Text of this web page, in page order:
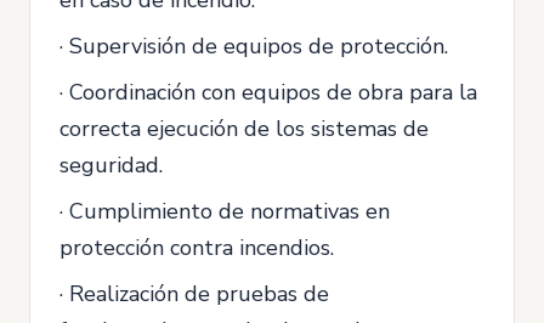
· Supervisión de equipos de protección.
· Coordinación con equipos de obra para la
correcta ejecución de los sistemas de
seguridad.
· Cumplimiento de normativas en
protección contra incendios.
· Realización de pruebas de